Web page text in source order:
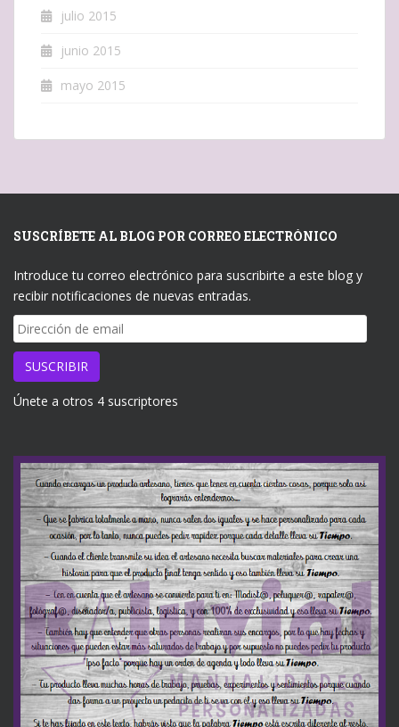
julio 2015
junio 2015
mayo 2015
SUSCRÍBETE AL BLOG POR CORREO ELECTRÓNICO
Introduce tu correo electrónico para suscribirte a este blog y
recibir notificaciones de nuevas entradas.
Dirección
de
email
SUSCRIBIR
Únete a otros 4 suscriptores